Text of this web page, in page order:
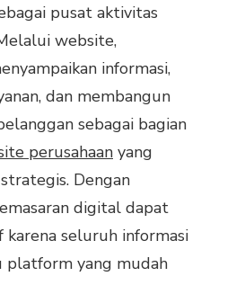
pusat aktivitas
website,
informasi,
dan membangun
sebagai bagian
perusahaan yang
Dengan
digital dapat
seluruh informasi
yang mudah